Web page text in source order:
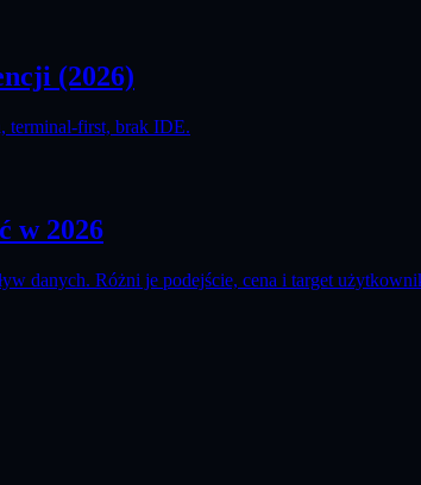
(2026)
terminal-first, brak IDE.
w 2026
danych. Różni je podejście, cena i target